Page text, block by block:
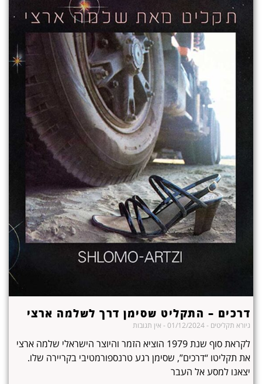
דרכים – התקליט שסימן דרך לשלמה ארצי
גיורא תקליטים אין תגובות
לקראת סוף שנת 1979 הוציא הזמר והיוצר הישראלי שלמה ארצי
את תקליטו “דרכים”, שסימן רגע טרנספורמטיבי בקריירה שלו.
יצאנו למסע אל העבר